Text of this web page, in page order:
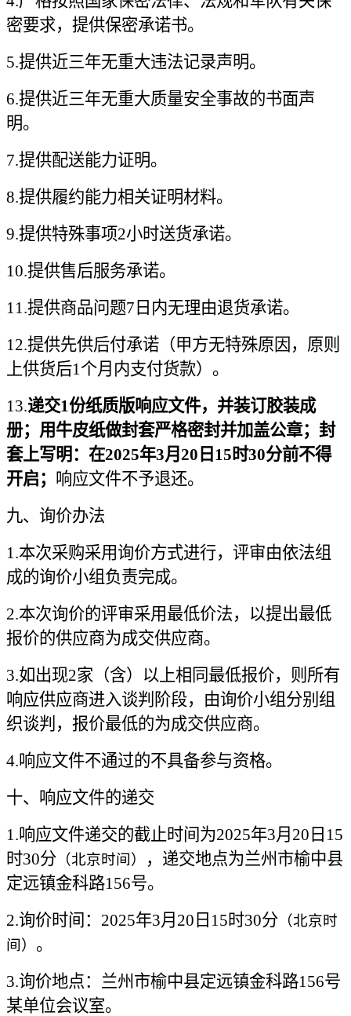
密要求，提供保密承诺书。
5.提供近三年无重大违法记录声明。
6.提供近三年无重大质量安全事故的书面声
明。
7.提供配送能力证明。
8.提供履约能力相关证明材料。
9.提供特殊事项2小时送货承诺。
10.提供售后服务承诺。
11.提供商品问题7日内无理由退货承诺。
12.提供先供后付承诺（甲方无特殊原因，原则
上供货后1个月内支付货款）。
13.递交1份纸质版响应文件，并装订胶装成
册；用牛皮纸做封套严格密封并加盖公章；封
套上写明：在2025年3月20日15时30分前不得
开启； 响应文件不予退还。
九、询价办法
1.本次采购采用询价方式进行，评审由依法组
成的询价小组负责完成。
2.本次询价的评审采用最低价法，以提出最低
报价的供应商为成交供应商。
3.如出现2家（含）以上相同最低报价，则所有
响应供应商进入谈判阶段，由询价小组分别组
织谈判，报价最低的为成交供应商。
4.响应文件不通过的不具备参与资格。
十、响应文件的递交
1.响应文件递交的截止时间为2025年3月20日15
时30分 （北京时间）
，递交地点为兰州市榆中县
定远镇金科路156号。
2.询价时间：2025年3月20日15时30分 （北京时
间） 。
3.询价地点：兰州市榆中县定远镇金科路156号
某单位会议室。